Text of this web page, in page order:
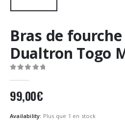
Bras de fourche
Dualtron Togo
99,00€
Availability: Plus que 1 en stock